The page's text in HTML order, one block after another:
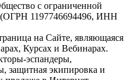
с ограниченной
1197746694496, ИНН
на Сайте, являющаяся
Курсах и Вебинарах.
эспандеры,
защитная экипировка и